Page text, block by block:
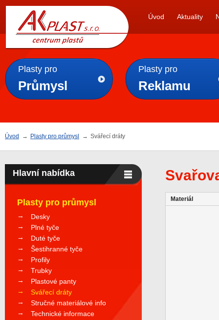
AKPLAST s.r.o.
Úvod Aktuality
Plasty pro
Průmysl
Plasty pro
Reklamu
Úvod → Plasty pro průmysl → Svářecí dráty
Materiál
Hlavní nabídka
Plasty pro průmysl
Desky
Plné tyče
Duté tyče
Šestihranné tyče
Profily
Trubky
Plastové panty
Svářecí dráty
Stručné materiálové info
Technické informace